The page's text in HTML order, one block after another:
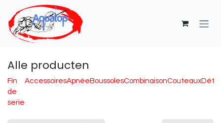
Overslaan naar inhoud
Alle producten
Fin
de
serie
AccessoiresApnée BoussolesCombinaisonCouteaux